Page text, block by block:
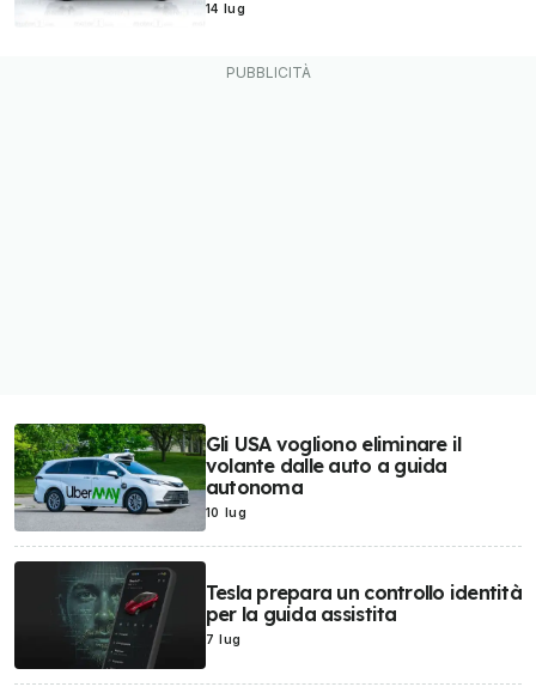
14 lug
Gli USA vogliono eliminare il
volante dalle auto a guida
autonoma
10 lug
Tesla prepara un controllo identità
per la guida assistita
7 lug